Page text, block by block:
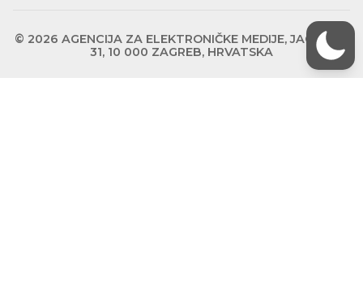
© 2026 AGENCIJA ZA ELEKTRONIČKE MEDIJE, JAGIĆEVA
31, 10 000 ZAGREB, HRVATSKA